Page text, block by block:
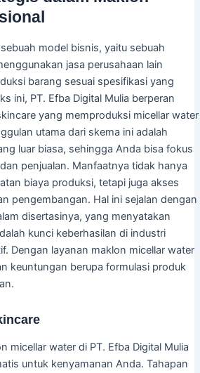
model bisnis, yaitu sebuah
jasa perusahaan lain
barang sesuai spesifikasi yang
ini, PT. Efba Digital Mulia berperan
yang memproduksi micellar water
utama dari skema ini adalah
luar biasa, sehingga Anda bisa fokus
penjualan. Manfaatnya tidak hanya
biaya produksi, tetapi juga akses
pengembangan. Hal ini sejalan dengan
disertasinya, yang menyatakan
kunci keberhasilan di industri
Dengan layanan maklon micellar water
keuntungan berupa formulasi produk
micellar water di PT. Efba Digital Mulia
untuk kenyamanan Anda. Tahapan